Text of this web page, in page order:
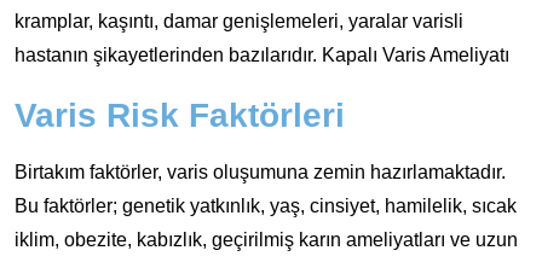
kramplar, kaşıntı, damar genişlemeleri, yaralar varisli
hastanın şikayetlerinden bazılarıdır. Kapalı Varis Ameliyatı
Varis Risk Faktörleri
Birtakım faktörler, varis oluşumuna zemin hazırlamaktadır.
Bu faktörler; genetik yatkınlık, yaş, cinsiyet, hamilelik, sıcak
iklim, obezite, kabızlık, geçirilmiş karın ameliyatları ve uzun